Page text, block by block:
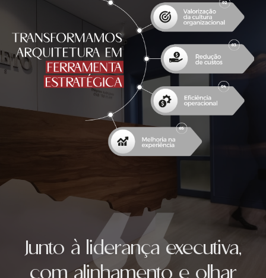
Junto à liderança executiva,